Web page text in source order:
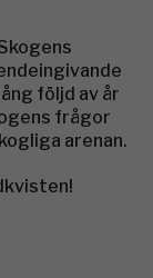
följd av år
frågor
arenan.